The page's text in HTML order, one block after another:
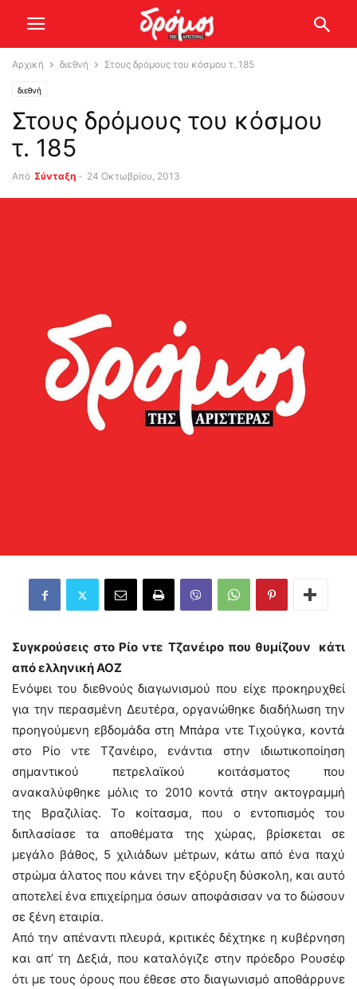
Αρχική διεθνή Στους δρόμους του κόσμου τ. 185
διεθνή
Στους δρόμους του κόσμου
τ. 185
Από Σύνταξη - 24 Οκτωβρίου, 2013
Συγκρούσεις στο Ρίο ντε Τζανέιρο που θυμίζουν κάτι
από ελληνική ΑΟΖ
Ενόψει του διεθνούς διαγωνισμού που είχε προκηρυχθεί
για την περασμένη Δευτέρα, οργανώθηκε διαδήλωση την
προηγούμενη εβδομάδα στη Μπάρα ντε Τιχούγκα, κοντά
στο Ρίο ντε Τζανέιρο, ενάντια στην ιδιωτικοποίηση
σημαντικού πετρελαϊκού κοιτάσματος που
ανακαλύφθηκε μόλις το 2010 κοντά στην ακτογραμμή
της Βραζιλίας. Το κοίτασμα, που ο εντοπισμός του
διπλασίασε τα αποθέματα της χώρας, βρίσκεται σε
μεγάλο βάθος, 5 χιλιάδων μέτρων, κάτω από ένα παχύ
στρώμα άλατος που κάνει την εξόρυξη δύσκολη, και αυτό
αποτελεί ένα επιχείρημα όσων αποφάσισαν να το δώσουν
σε ξένη εταιρία.
Από την απέναντι πλευρά, κριτικές δέχτηκε η κυβέρνηση
και απ’ τη Δεξιά, που καταλόγιζε στην πρόεδρο Ρουσέφ
ότι με τους όρους που έθεσε στο διαγωνισμό αποθάρρυνε